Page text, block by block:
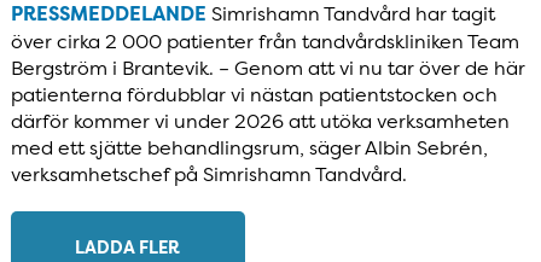
PRESSMEDDELANDE Simrishamn Tandvård har tagit
över cirka 2 000 patienter från tandvårdskliniken Team
Bergström i Brantevik. – Genom att vi nu tar över de här
patienterna fördubblar vi nästan patientstocken och
därför kommer vi under 2026 att utöka verksamheten
med ett sjätte behandlingsrum, säger Albin Sebrén,
verksamhetschef på Simrishamn Tandvård.
LADDA FLER